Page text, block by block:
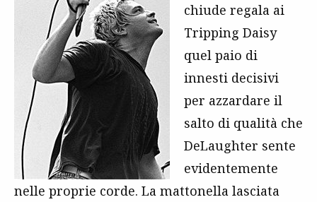
chiude regala ai
Tripping Daisy
quel paio di
innesti decisivi
per azzardare il
salto di qualità che
DeLaughter sente
evidentemente
nelle proprie corde. La mattonella lasciata